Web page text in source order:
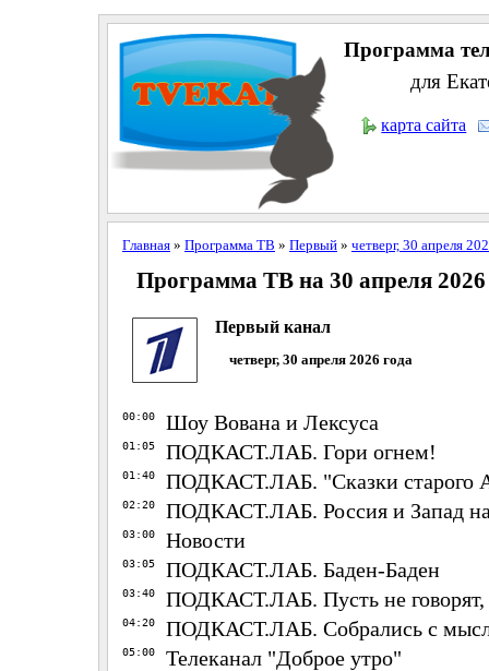
Программа
для
карта сайта
Главная» Программа ТВ » Первый» четверг, 30 апреля
Программа ТВ на 30 апреля 2026
Первый канал
четверг, 30 апреля 2026 года
00:00 Шоу Вована и Лексуса
01:05 ПОДКАСТ.ЛАБ. Гори огнем!
01:40 ПОДКАСТ.ЛАБ. "Сказки старого
02:20 ПОДКАСТ.ЛАБ. Россия и Запад на
03:00 Новости
03:05 ПОДКАСТ.ЛАБ. Баден-Баден
03:40 ПОДКАСТ.ЛАБ. Пусть не говорят,
04:20 ПОДКАСТ.ЛАБ. Собрались с
05:00 Телеканал "Доброе утро"